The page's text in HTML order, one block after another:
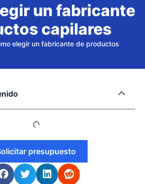
un fabricante
capilares
elegir un fabricante de productos
presupuesto